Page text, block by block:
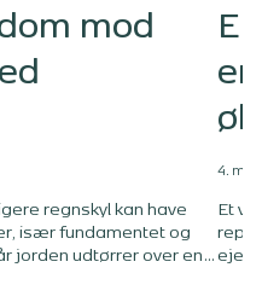
mod
regnskyl kan have
især fundamentet og
jorden udtørrer over en
er
4.
Et